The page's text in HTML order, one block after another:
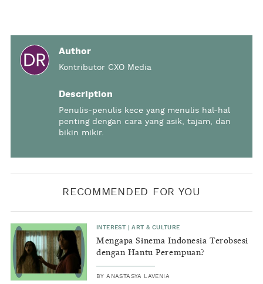
Author
Kontributor CXO Media
Description
Penulis-penulis kece yang menulis hal-hal
penting dengan cara yang asik, tajam, dan
bikin mikir.
RECOMMENDED FOR YOU
INTEREST |ART & CULTURE
Mengapa Sinema Indonesia Terobsesi
dengan Hantu Perempuan?
BYANASTASYA LAVENIA